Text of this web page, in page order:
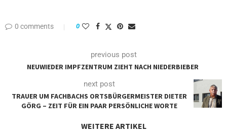
0 comments 0
previous post
NEUWIEDER IMPFZENTRUM ZIEHT NACH NIEDERBIEBER
next post
TRAUER UM FACHBACHS ORTSBÜRGERMEISTER DIETER
GÖRG – ZEIT FÜR EIN PAAR PERSÖNLICHE WORTE
WEITERE ARTIKEL